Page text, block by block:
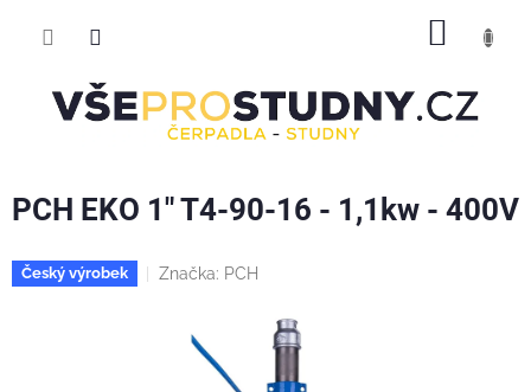
PCH EKO 1" T4-90-16 - 1,1kw - 400V
Český výrobek Značka: PCH